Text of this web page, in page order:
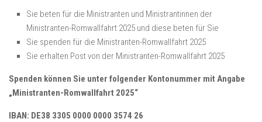
Sie beten für die Ministranten und Ministrantinnen der
Ministranten-Romwallfahrt 2025 und diese beten für Sie
Sie spenden für die Ministranten-Romwallfahrt 2025
Sie erhalten Post von der Ministranten-Romwallfahrt 2025
Spenden können Sie unter folgender Kontonummer mit Angabe
„Ministranten-Romwallfahrt 2025“
IBAN: DE38 3305 0000 0000 3574 26